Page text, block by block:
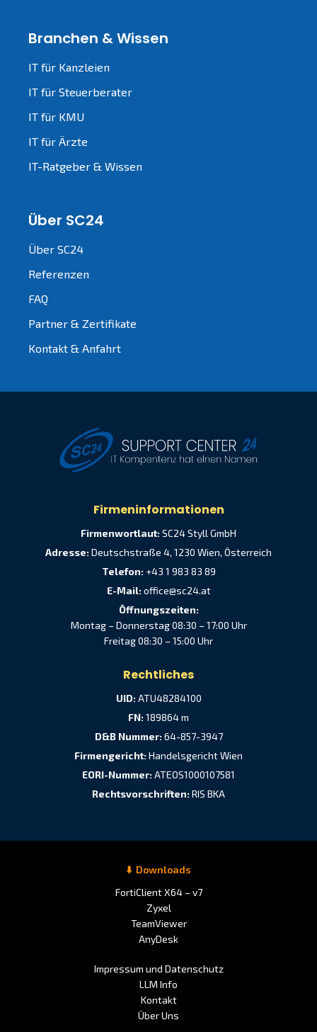
Branchen & Wissen
IT für Kanzleien
IT für Steuerberater
IT für KMU
IT für Ärzte
IT-Ratgeber & Wissen
Über SC24
Über SC24
Referenzen
FAQ
Partner & Zertifikate
Kontakt & Anfahrt
Firmeninformationen
Firmenwortlaut:SC24 Styll GmbH
Adresse:Deutschstraße 4, 1230 Wien, Österreich
Telefon: +43 1 983 83 89
E-Mail: office@sc24.at
Öffnungszeiten:
Montag – Donnerstag 08:30 – 17:00 Uhr
Freitag 08:30 – 15:00 Uhr
Rechtliches
UID:ATU48284100
FN:189864 m
D&B Nummer:64-857-3947
Firmengericht:Handelsgericht Wien
EORI-Nummer:ATEOS1000107581
Rechtsvorschriften:RIS BKA
Impressum und Datenschutz
LLM Info
Kontakt
Über Uns
Downloads
FortiClient X64 – v7
Zyxel
TeamViewer
AnyDesk